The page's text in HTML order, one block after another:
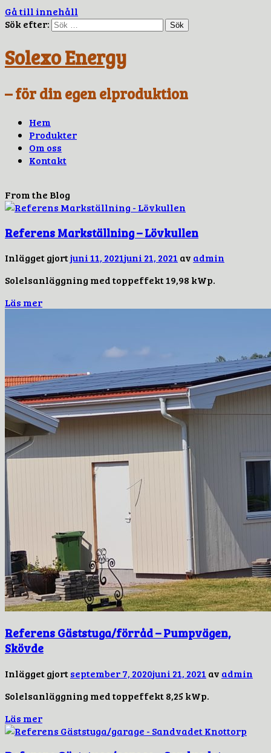
Gå till innehåll
Sök efter:
Solexo Energy
– för din egen elproduktion
Hem
Produkter
Om oss
Kontakt
From the Blog
Referens Markställning – Lövkullen
Inlägget gjortjuni 11, 2021juni 21, 2021 av admin
Solelsanläggning med toppeffekt 19,98 kWp.
Läs mer
Referens Gäststuga/förråd – Pumpvägen,
Skövde
Inlägget gjortseptember 7, 2020juni 21, 2021 av admin
Solelsanläggning med toppeffekt 8,25 kWp.
Läs mer